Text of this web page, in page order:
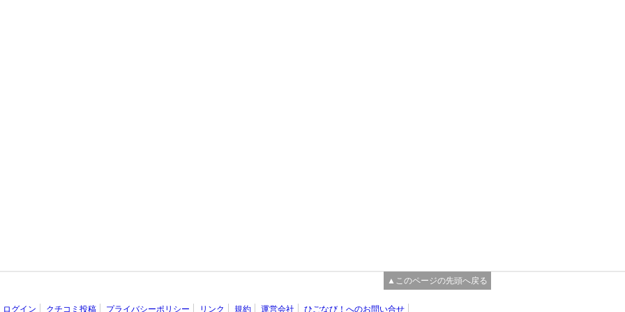
▲このページの先頭へ戻る
ログイン クチコミ投稿 プライバシーポリシー リンク 規約 運営会社 ひごなび！へのお問い合せ